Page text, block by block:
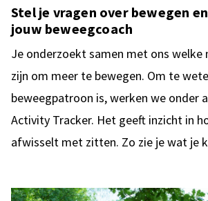
Stel je vragen over bewegen
jouw beweegcoach
Je onderzoekt samen met ons welke
zijn om meer te bewegen. Om te
beweegpatroon is, werken we onder
Activity Tracker. Het geeft inzicht in
afwisselt met zitten. Zo zie je wat je